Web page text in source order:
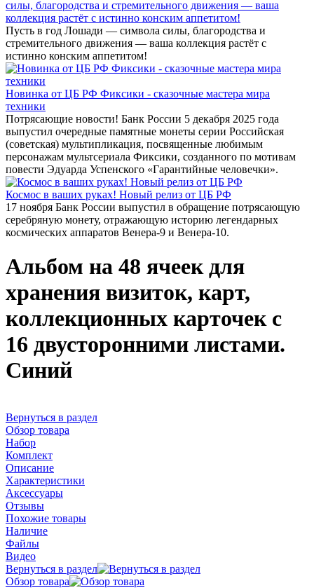
силы, благородства и стремительного движения — ваша
коллекция растёт с истинно конским аппетитом!
Пусть в год Лошади — символа силы, благородства и
стремительного движения — ваша коллекция растёт с
истинно конским аппетитом!
Новинка от ЦБ РФ Фиксики - сказочные мастера мира
техники
Потрясающие новости! Банк России 5 декабря 2025 года
выпустил очередные памятные монеты серии Российская
(советская) мультипликация, посвященные любимым
персонажам мультсериала Фиксики, созданного по мотивам
повести Эдуарда Успенского «Гарантийные человечки».
Космос в ваших руках! Новый релиз от ЦБ РФ
17 ноября Банк России выпустил в обращение потрясающую
серебряную монету, отражающую историю легендарных
космических аппаратов Венера-9 и Венера-10.
Альбом на 48 ячеек для
хранения визиток, карт,
коллекционных карточек с
16 двусторонними листами.
Синий
Вернуться в раздел
Обзор товара
Набор
Комплект
Описание
Характеристики
Аксессуары
Отзывы
Похожие товары
Наличие
Файлы
Видео
Вернуться в раздел
Обзор товара